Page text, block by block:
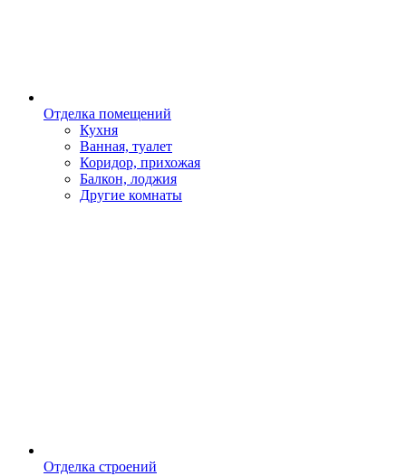
Отделка помещений
Кухня
Ванная, туалет
Коридор, прихожая
Балкон, лоджия
Другие комнаты
Отделка строений